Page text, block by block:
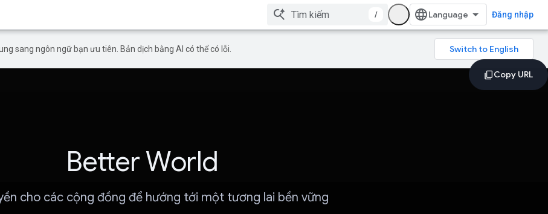
/ Đăng nhập
sang ngôn ngữ bạn ưu tiên. Bản dịch bằng AI có thể có lỗi.
Better World
cho các cộng đồng để hướng tới một tương lai bền vững